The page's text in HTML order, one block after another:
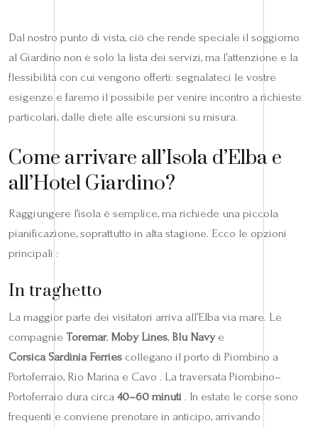
Dal nostro punto di vista, ciò che rende speciale il soggiorno
al Giardino non è solo la lista dei servizi, ma l’attenzione e la
flessibilità con cui vengono offerti: segnalateci le vostre
esigenze e faremo il possibile per venire incontro a richieste
particolari, dalle diete alle escursioni su misura.
Come arrivare all’Isola d’Elba e
all’Hotel Giardino?
Raggiungere l’isola è semplice, ma richiede una piccola
pianificazione, soprattutto in alta stagione. Ecco le opzioni
principali :
In traghetto
La maggior parte dei visitatori arriva all’Elba via mare. Le
compagnie Toremar, Moby Lines, Blu Navye
Corsica Sardinia Ferries collegano il porto di Piombino a
Portoferraio, Rio Marina e Cavo . La traversata Piombino–
Portoferraio dura circa 40–60 minuti . In estate le corse sono
frequenti e conviene prenotare in anticipo, arrivando